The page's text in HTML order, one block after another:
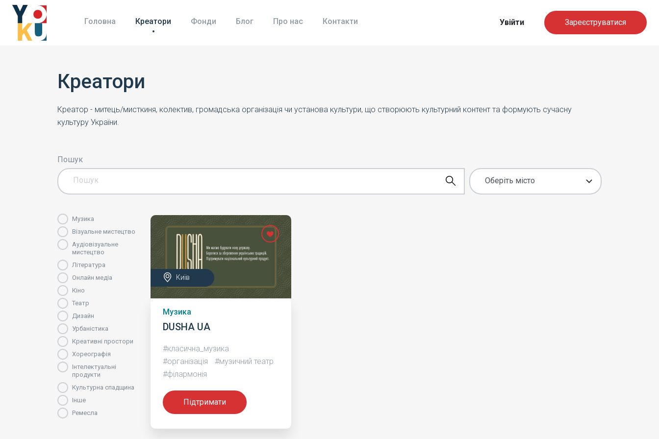
Головна Креатори Фонди Блог Про нас Контакти Увійти Зареєструватися
Креатори
Креатор - митець/мисткиня, колектив, громадська організація чи установа культури, що створюють культурний контент та формують сучасну
культуру України.
Пошук
Оберіть місто
Музика
Візуальне мистецтво
Аудіовізуальне
мистецтво
Література
Онлайн медіа
Кіно
Театр
Дизайн
Урбаністика
Креативні простори
Хореографія
Інтелектуальні
продукти
Культурна спадщина
Інше
Ремесла
Київ
Музика
DUSHA UA
#класична_музика
#організація
#музичний театр
#філармонія
Підтримати